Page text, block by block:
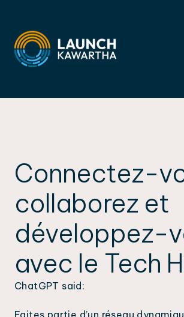
Connectez-
collaborez et
développez-
avec le Tech
ChatGPT said:
Faites partie d’un réseau